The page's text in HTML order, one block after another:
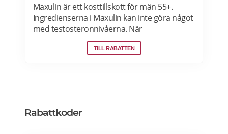
Maxulin är ett kosttillskott för män 55+.
Ingredienserna i Maxulin kan inte göra något
med testosteronnivåerna. När
testosteronnivåerna sjunker kan det föra till
reducerad muskelstyrka/-massa, mindre
innehåller ingredienser som kan reducera
konsekvenser som kommer av en sjunkande
TILL RABATTEN
Rabattkoder